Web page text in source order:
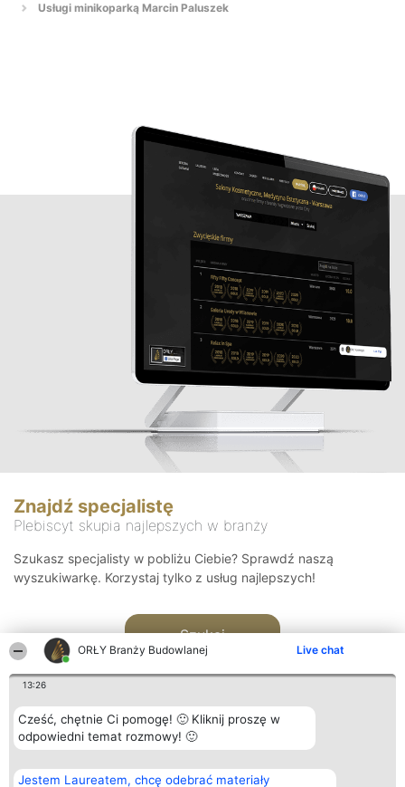
ORŁY Branży Budowlanej Live chat
13:26
Cześć, chętnie Ci pomogę! 🙂 Kliknij proszę w
odpowiedni temat rozmowy! 🙂
Jestem Laureatem, chcę odebrać materiały
Usługi minikoparką Marcin Paluszek
Znajdź specjalistę
Plebiscyt skupia najlepszych w branży
Szukasz specjalisty w pobliżu Ciebie? Sprawdź naszą
wyszukiwarkę. Korzystaj tylko z usług najlepszych!
Szukaj
Organizator plebiscytu
Bright Side Solutions sp. z o.
Plebiscyt
Laureaci
Kontakt
Kontakt